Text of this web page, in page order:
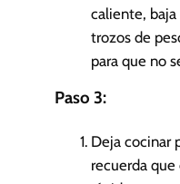
caliente, baja
trozos de
para que no
Paso 3:
Deja cocinar
recuerda